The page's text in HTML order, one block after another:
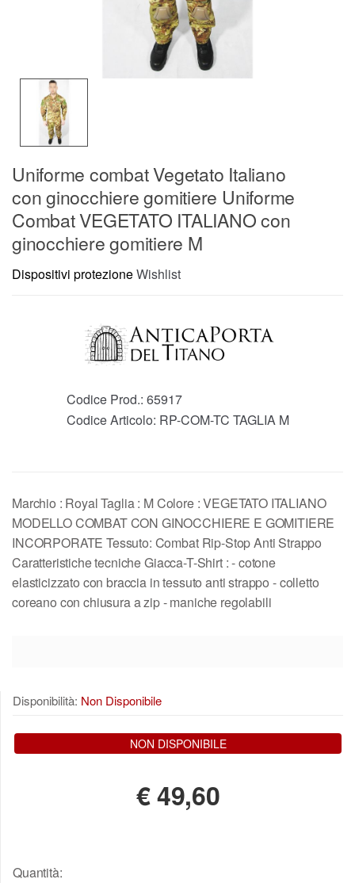
Uniforme combat Vegetato Italiano
con ginocchiere gomitiere Uniforme
Combat VEGETATO ITALIANO con
ginocchiere gomitiere M
Dispositivi protezioneWishlist
Codice Prod.: 65917
Codice Articolo: RP-COM-TC TAGLIA M
Marchio : Royal Taglia : M Colore : VEGETATO ITALIANO
MODELLO COMBAT CON GINOCCHIERE E GOMITIERE
INCORPORATE Tessuto: Combat Rip-Stop Anti Strappo
Caratteristiche tecniche Giacca-T-Shirt : - cotone
elasticizzato con braccia in tessuto anti strappo - colletto
coreano con chiusura a zip - maniche regolabili
Disponibilità: Non Disponibile
NON DISPONIBILE
€49,60
Quantità: